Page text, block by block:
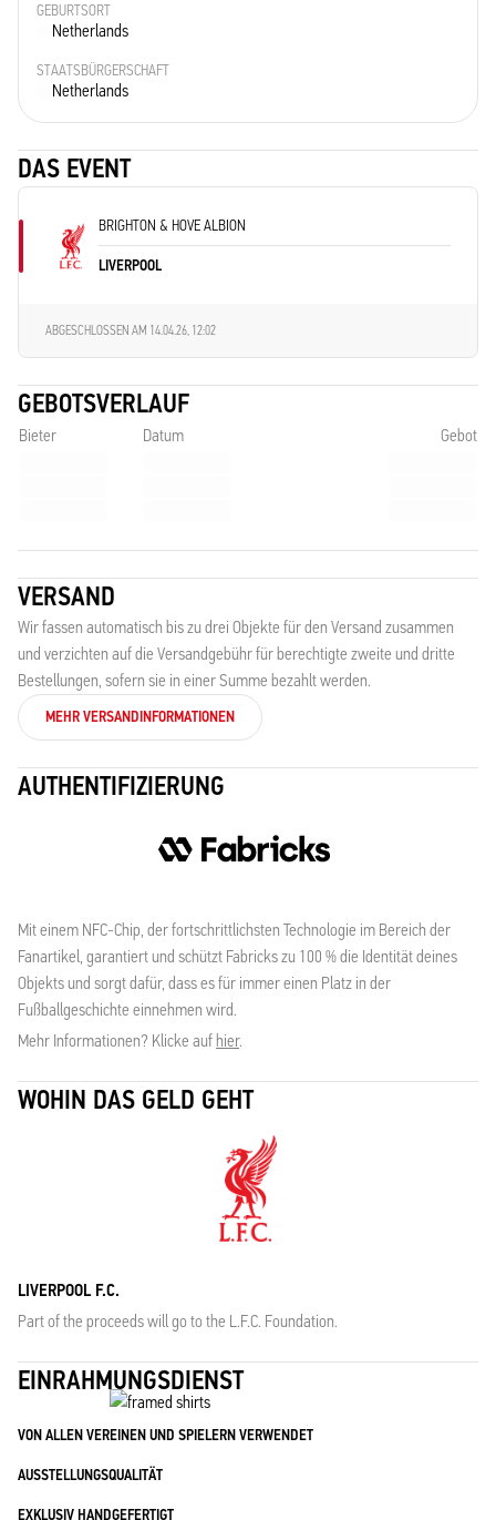
GEBURTSORT
Netherlands
STAATSBÜRGERSCHAFT
Netherlands
DAS EVENT
BRIGHTON & HOVE ALBION
LIVERPOOL
ABGESCHLOSSEN AM 14.04.26, 12:02
GEBOTSVERLAUF
Bieter Datum Gebot
VERSAND
Wir fassen automatisch bis zu drei Objekte für den Versand zusammen
und verzichten auf die Versandgebühr für berechtigte zweite und dritte
Bestellungen, sofern sie in einer Summe bezahlt werden.
MEHR VERSANDINFORMATIONEN
AUTHENTIFIZIERUNG
Mit einem NFC-Chip, der fortschrittlichsten Technologie im Bereich der
Fanartikel, garantiert und schützt Fabricks zu 100 % die Identität deines
Objekts und sorgt dafür, dass es für immer einen Platz in der
Fußballgeschichte einnehmen wird.
Mehr Informationen? Klicke aufhier.
WOHIN DAS GELD GEHT
LIVERPOOL F.C.
Part of the proceeds will go to the L.F.C. Foundation.
EINRAHMUNGSDIENST
VON ALLEN VEREINEN UND SPIELERN VERWENDET
AUSSTELLUNGSQUALITÄT
EXKLUSIV HANDGEFERTIGT